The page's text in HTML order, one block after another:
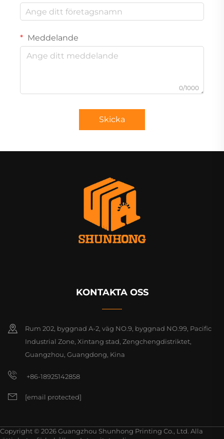
Meddelande
0/1000
Skicka
KONTAKTA OSS
Rum 202, byggnad A-2, väg NO.9, byggnad NO.99, Pacific
Industrial Zone, Xintang stad, Zengchengdistriktet,
Guangzhou, Guangdong, Kina
+86-18925142858
[email protected]
Copyright © 2026 Guangzhou Shunhong Printing Co., Ltd. Alla